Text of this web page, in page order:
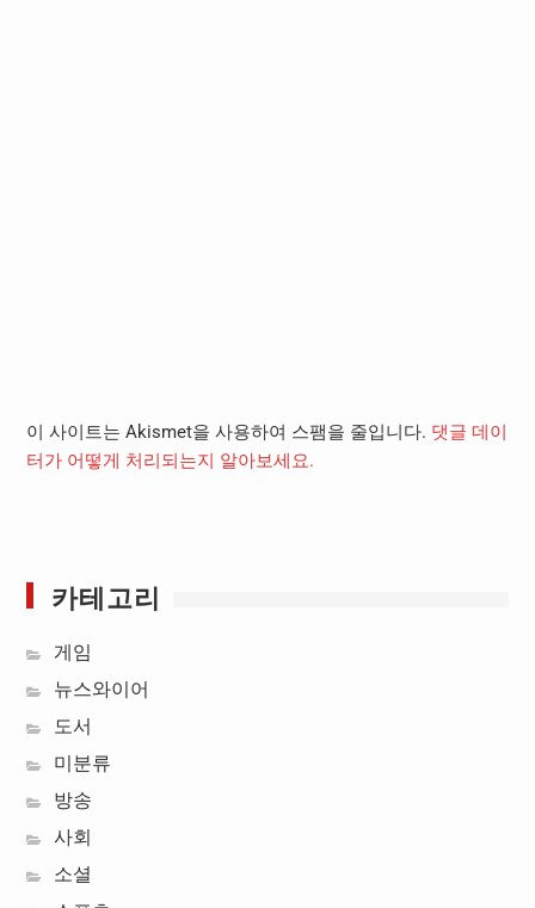
이 사이트는 Akismet을 사용하여 스팸을 줄입니다. 댓글 데이
터가 어떻게 처리되는지 알아보세요.
카테고리
게임
뉴스와이어
도서
미분류
방송
사회
소셜